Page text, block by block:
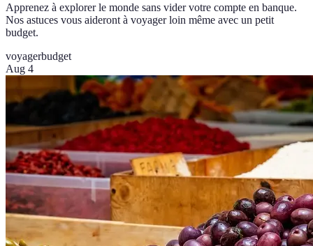
Apprenez à explorer le monde sans vider votre compte en banque.
Nos astuces vous aideront à voyager loin même avec un petit
budget.
voyagerbudget
Aug 4